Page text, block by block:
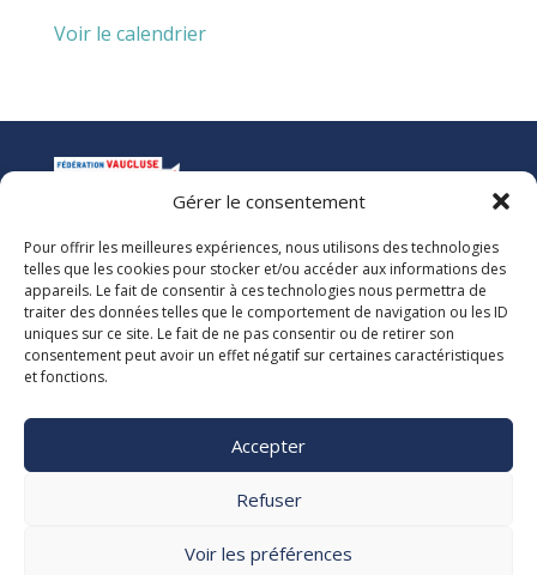
Gérer le consentement
Pour offrir les meilleures expériences, nous utilisons des technologies
telles que les cookies pour stocker et/ou accéder aux informations des
appareils. Le fait de consentir à ces technologies nous permettra de
traiter des données telles que le comportement de navigation ou les ID
uniques sur ce site. Le fait de ne pas consentir ou de retirer son
consentement peut avoir un effet négatif sur certaines caractéristiques
et fonctions.
Accepter
Refuser
Voir les préférences
Voir le calendrier
La Ligue de l’Enseignement
Fédération des Œuvres Laïques de Vaucluse
Nous vous accueillons dans nos locaux du lundi au jeudi de 08h00 à 12h30
et de 13h30 à 17h00. Le standard téléphonique est ouvert le vendredi de
08h00 à 12h30 et de 13h30 à 16h00.
Mentions légales Politique de confidentialité